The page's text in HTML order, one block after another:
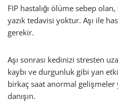
FIP hastalığı ölüme sebep olan,
yazık tedavisi yoktur. Aşı ile
gerekir.
Aşı sonrası kedinizi stresten
kaybı ve durgunluk gibi yan
birkaç saat anormal gelişmeler
danışın.